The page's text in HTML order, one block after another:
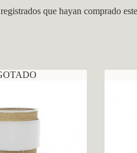
que hayan comprado